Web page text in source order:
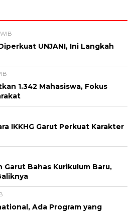
UNJANI, Ini Langkah
1.342 Mahasiswa, Fokus
IKKHG Garut Perkuat Karakter
Garut Bahas Kurikulum Baru,
Ada Program yang